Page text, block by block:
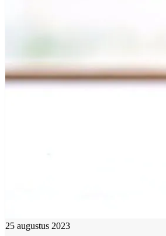
25 augustus 2023